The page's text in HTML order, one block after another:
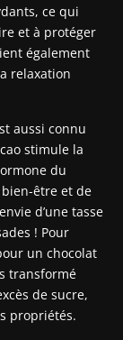
ce qui
et à protéger
également
relaxation
aussi connu
stimule la
du
être et de
d’une tasse
! Pour
un chocolat
transformé
de sucre,
propriétés.